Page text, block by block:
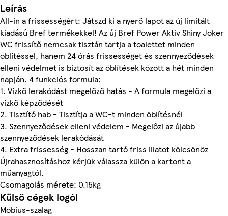
Leírás
All-in a frissességért: Játszd ki a nyerő lapot az új limitált
kiadású Bref termékekkel! Az új Bref Power Aktiv Shiny Joker
WC frissítő nemcsak tisztán tartja a toalettet minden
öblítéssel, hanem 24 órás frissességet és szennyeződések
elleni védelmet is biztosít az öblítések között a hét minden
napján. 4 funkciós formula:
1. Vízkő lerakódást megelőző hatás - A formula megelőzi a
vízkő képződését
2. Tisztító hab - Tisztítja a WC-t minden öblítésnél
3. Szennyeződések elleni védelem - Megelőzi az újabb
szennyeződések lerakódását
4. Extra frissesség - Hosszan tartó friss illatot kölcsönöz
Újrahasznosításhoz kérjük válassza külön a kartont a
műanyagtól.
Csomagolás mérete: 0.15kg
Külső cégek logói
Möbius-szalag